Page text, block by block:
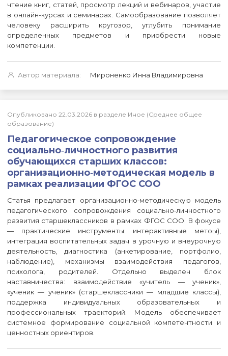
чтение книг, статей, просмотр лекций и вебинаров, участие
в онлайн-курсах и семинарах. Самообразование позволяет
человеку расширить кругозор, углубить понимание
определенных предметов и приобрести новые
компетенции.
Автор материала: Мироненко Инна Владимировна
Опубликовано 22.03.2026 в разделе Иное (Среднее общее
образование)
Педагогическое сопровождение
социально‑личностного развития
обучающихся старших классов:
организационно‑методическая модель в
рамках реализации ФГОС СОО
Статья предлагает организационно‑методическую модель
педагогического сопровождения социально‑личностного
развития старшеклассников в рамках ФГОС СОО. В фокусе
— практические инструменты: интерактивные метоы),
интеграция воспитательных задач в урочную и внеурочную
деятельность, диагностика (анкетирование, портфолио,
наблюдение), механизмы взаимодействия педагогов,
психолога, родителей. Отдельно выделен блок
наставничества: взаимодействие «учитель — ученик»,
«ученик — ученик» (старшеклассники — младшие классы),
поддержка индивидуальных образовательных и
профессиональных траекторий. Модель обеспечивает
системное формирование социальной компетентности и
ценностных ориентиров.